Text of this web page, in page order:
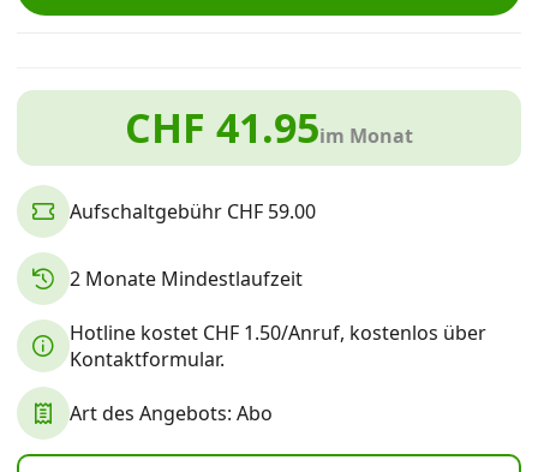
Aktionen
News
Forum
Über uns
Datenschutz· AGB·Impressum
CHF 41.95im Monat
Aufschaltgebühr CHF 59.00
2 Monate Mindestlaufzeit
Hotline kostet CHF 1.50/Anruf, kostenlos über
Kontaktformular.
Art des Angebots: Abo